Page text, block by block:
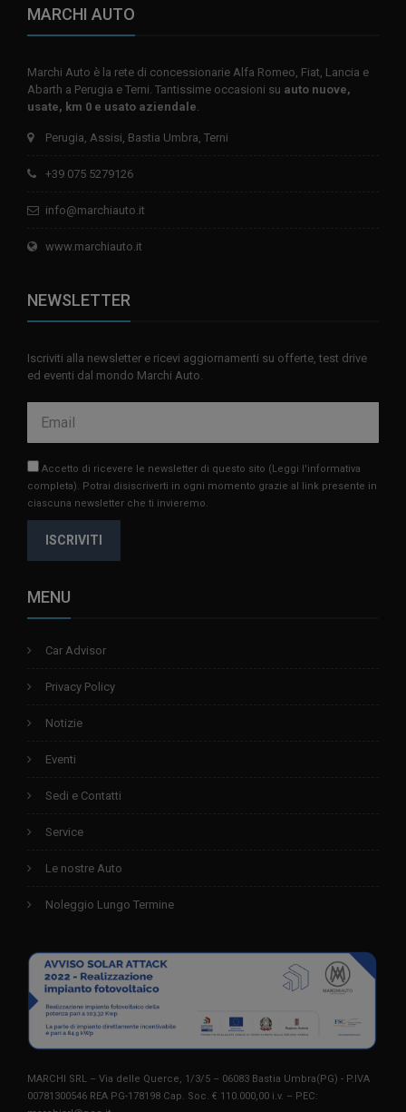
MARCHI AUTO
Marchi Auto è la rete di concessionarie Alfa Romeo, Fiat, Lancia e
Abarth a Perugia e Terni. Tantissime occasioni su auto nuove,
usate, km 0 e usato aziendale.
Perugia, Assisi, Bastia Umbra, Terni
+39 075 5279126
info@marchiauto.it
www.marchiauto.it
NEWSLETTER
Iscriviti alla newsletter e ricevi aggiornamenti su offerte, test drive
ed eventi dal mondo Marchi Auto.
Accetto di ricevere le newsletter di questo sito (Leggi l'informativa
completa). Potrai disiscriverti in ogni momento grazie al link presente in
ciascuna newsletter che ti invieremo.
ISCRIVITI
MENU
Car Advisor
Privacy Policy
Notizie
Eventi
Sedi e Contatti
Service
Le nostre Auto
Noleggio Lungo Termine
MARCHI SRL – Via delle Querce, 1/3/5 – 06083 Bastia Umbra(PG) - P.IVA
00781300546 REA PG-178198 Cap. Soc. € 110.000,00 i.v. – PEC: